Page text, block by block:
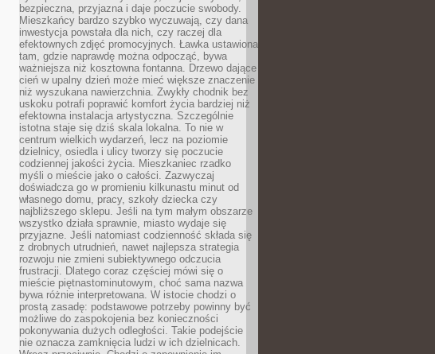
bezpieczna, przyjazna i daje poczucie swobody.
Mieszkańcy bardzo szybko wyczuwają, czy dana
inwestycja powstała dla nich, czy raczej dla
efektownych zdjęć promocyjnych. Ławka ustawiona
tam, gdzie naprawdę można odpocząć, bywa
ważniejsza niż kosztowna fontanna. Drzewo dające
cień w upalny dzień może mieć większe znaczenie
niż wyszukana nawierzchnia. Zwykły chodnik bez
uskoku potrafi poprawić komfort życia bardziej niż
efektowna instalacja artystyczna. Szczególnie
istotna staje się dziś skala lokalna. To nie w
centrum wielkich wydarzeń, lecz na poziomie
dzielnicy, osiedla i ulicy tworzy się poczucie
codziennej jakości życia. Mieszkaniec rzadko
myśli o mieście jako o całości. Zazwyczaj
doświadcza go w promieniu kilkunastu minut od
własnego domu, pracy, szkoły dziecka czy
najbliższego sklepu. Jeśli na tym małym obszarze
wszystko działa sprawnie, miasto wydaje się
przyjazne. Jeśli natomiast codzienność składa się
z drobnych utrudnień, nawet najlepsza strategia
rozwoju nie zmieni subiektywnego odczucia
frustracji. Dlatego coraz częściej mówi się o
mieście piętnastominutowym, choć sama nazwa
bywa różnie interpretowana. W istocie chodzi o
prostą zasadę: podstawowe potrzeby powinny być
możliwe do zaspokojenia bez konieczności
pokonywania dużych odległości. Takie podejście
nie oznacza zamknięcia ludzi w ich dzielnicach.